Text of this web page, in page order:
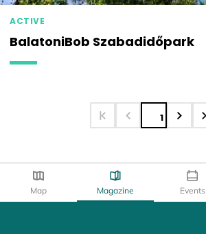
ACTIVE
BalatoniBob Szabadidőpark
1
Map Magazine Events